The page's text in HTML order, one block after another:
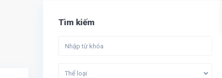
Tìm kiếm
Thể loại